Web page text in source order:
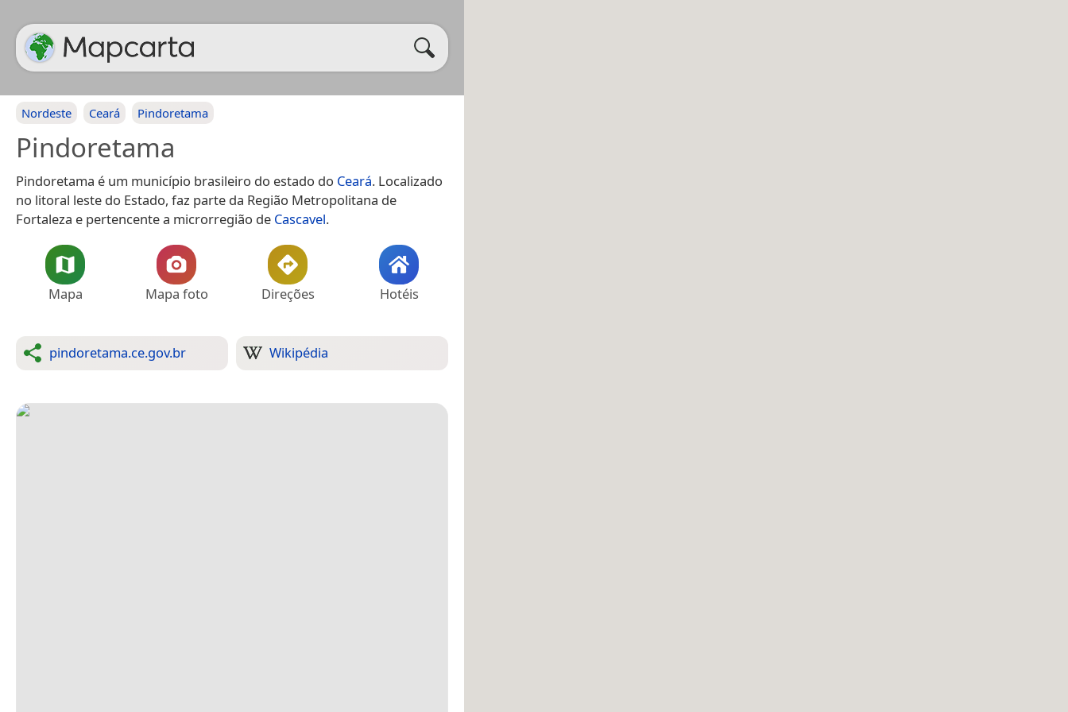
Nordeste Ceará Pindoretama
Pindoretama
Pindoretama é um município brasileiro do estado do Ceará. Localizado
no litoral leste do Estado, faz parte da Região Metropolitana de
Fortaleza e pertencente a microrregião de Cascavel.
Mapa Mapa foto Direções Hotéis
pindoretama.ce.gov.br Wikipédia